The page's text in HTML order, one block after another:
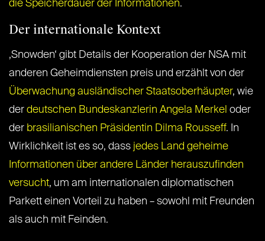
die Speicherdauer der Informationen.
Der internationale Kontext
‚Snowden‘ gibt Details der Kooperation der NSA mit
anderen Geheimdiensten preis und erzählt von der
Überwachung ausländischer Staatsoberhäupter, wie
der deutschen Bundeskanzlerin Angela Merkel oder
der brasilianischen Präsidentin Dilma Rousseff. In
Wirklichkeit ist es so, dass jedes Land geheime
Informationen über andere Länder herauszufinden
versucht, um am internationalen diplomatischen
Parkett einen Vorteil zu haben – sowohl mit Freunden
als auch mit Feinden.